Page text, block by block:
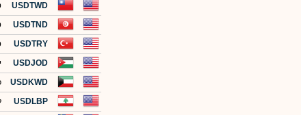
USDTWD
USDTND
USDTRY
USDJOD
USDKWD
USDLBP